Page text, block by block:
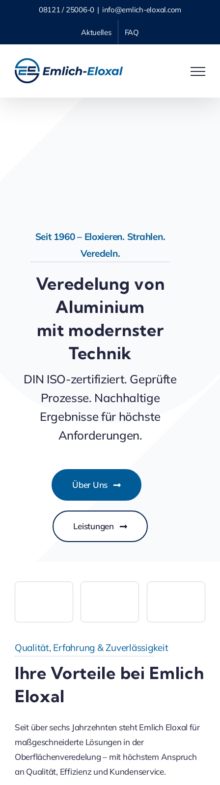
08121 / 25006-0 | info@emlich-eloxal.com
Aktuelles FAQ
Seit 1960 – Eloxieren. Strahlen.
Veredeln.
Veredelung von
Aluminium
mit modernster
Technik
DIN ISO-zertifiziert. Geprüfte
Prozesse. Nachhaltige
Ergebnisse für höchste
Anforderungen.
Über Uns
Leistungen
Qualität, Erfahrung & Zuverlässigkeit
Ihre Vorteile bei Emlich
Eloxal
Seit über sechs Jahrzehnten steht Emlich Eloxal für
maßgeschneiderte Lösungen in der
Oberflächenveredelung – mit höchstem Anspruch
an Qualität, Effizienz und Kundenservice.